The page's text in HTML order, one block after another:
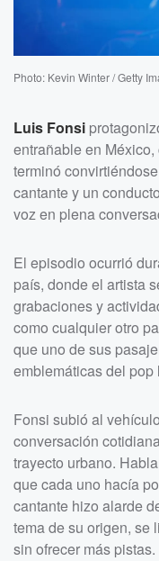
Photo: Kevin Winter / Getty
Luis Fonsi
entrañable en
terminó
cantante y un
voz en plena
El episodio ocurrió
país, donde el artista
grabaciones y
como cualquier otro
que uno de sus
emblemáticas del pop
Fonsi subió al
conversación
trayecto urbano.
que cada uno hacía
cantante hizo alarde
tema de su origen, se
sin ofrecer más pistas.